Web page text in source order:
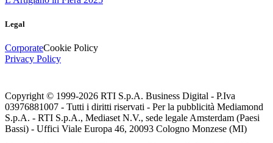
Legal
CorporateCookie Policy
Privacy Policy
Copyright © 1999-2026 RTI S.p.A. Business Digital - P.Iva
03976881007 - Tutti i diritti riservati - Per la pubblicità Mediamond
S.p.A. - RTI S.p.A., Mediaset N.V., sede legale Amsterdam (Paesi
Bassi) - Uffici Viale Europa 46, 20093 Cologno Monzese (MI)